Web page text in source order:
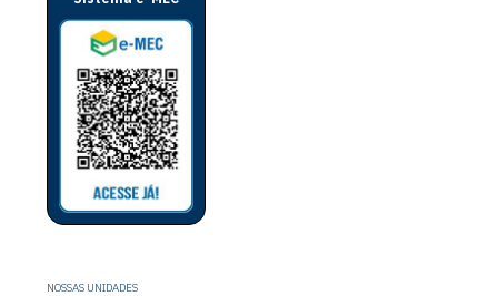
NOSSAS UNIDADES